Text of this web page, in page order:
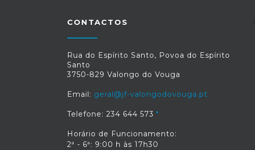
CONTACTOS
Rua do Espírito Santo, Povoa do Espírito
Santo
3750-829 Valongo do Vouga
Email: geral@jf-valongodovouga.pt
Telefone: 234 644 573
Horário de Funcionamento:
2ª - 6ª: 9:00 h às 17h30